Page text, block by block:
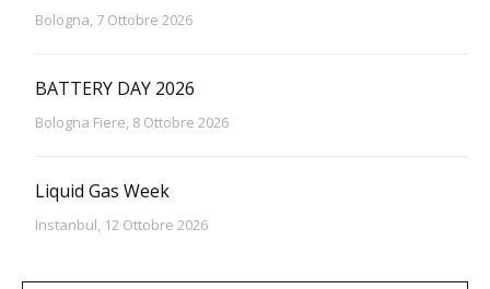
Bologna, 7 Ottobre 2026
BATTERY DAY 2026
Bologna Fiere, 8 Ottobre 2026
Liquid Gas Week
Instanbul, 12 Ottobre 2026